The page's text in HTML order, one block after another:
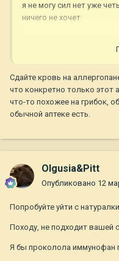
я не могу сил нет уже
ничего не хочет
врачам я не знаю уже
нет решения
Сдайте кровь на
что конкретно только этот
что-то похожее на грибок,
обычной аптеке есть.
Olgusia&Pitt
Опубликовано 12
Попробуйте уйти с
Походу, не подходит вашей
Я бы проколола иммунофан